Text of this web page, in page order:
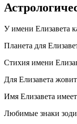
У имени Елизавета
Планета для
Стихия имени
Для Елизавета
Имя Елизавета
Любимые знаки